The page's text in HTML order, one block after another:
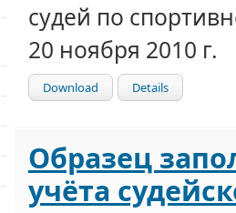
судей по
20 ноября 2010 г.
Download Details
Образец
учёта